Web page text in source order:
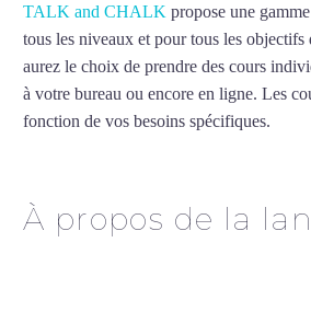
TALK and CHALK propose une
tous les niveaux et pour tous les objectifs
aurez le choix de prendre des cours
à votre bureau ou encore en ligne. Les
fonction de vos besoins spécifiques.
À propos de la